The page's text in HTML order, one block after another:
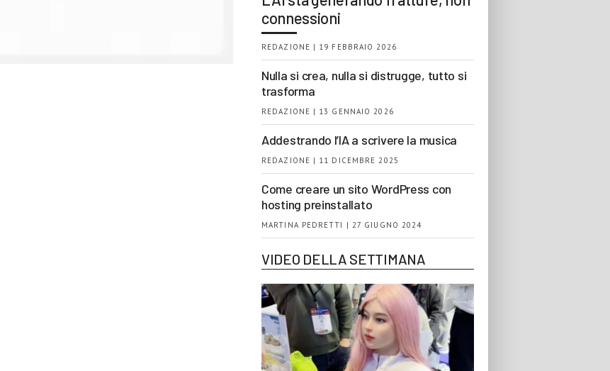
connessioni
REDAZIONE | 19 FEBBRAIO 2026
Nulla si crea, nulla si distrugge, tutto si
trasforma
REDAZIONE | 13 GENNAIO 2026
Addestrando l’IA a scrivere la musica
REDAZIONE | 11 DICEMBRE 2025
Come creare un sito WordPress con
hosting preinstallato
MARTINA PEDRETTI | 27 GIUGNO 2024
VIDEO DELLA SETTIMANA